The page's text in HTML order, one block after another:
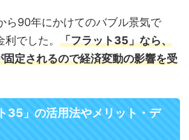
ら90年にかけてのバブル景気で
でした。 「フラット35」なら、
定されるので経済変動の影響を受
35」の活用法やメリット・デ